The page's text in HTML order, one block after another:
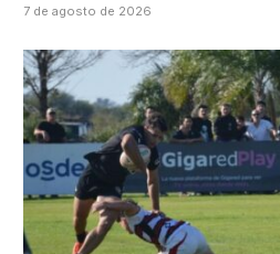
7 de agosto de 2026